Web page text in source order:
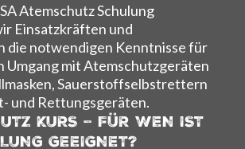
Atemschutz Schulung
Einsatzkräften und
die notwendigen Kenntnisse für
Umgang mit Atemschutzgeräten
Sauerstoffselbstrettern
und Rettungsgeräten.
KURS – FÜR WEN IST
GEEIGNET?